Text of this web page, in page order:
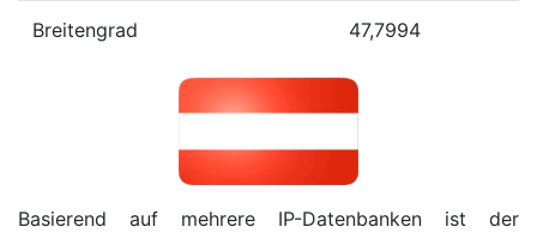
Breitengrad 47,7994
Basierend auf mehrere IP-Datenbanken ist der